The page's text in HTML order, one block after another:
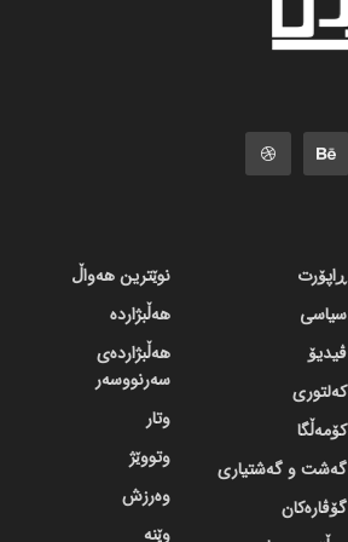
ڕاپۆرت
سیاسی
ڤیدیۆ
کەلتوری
کۆمەڵگا
گه‌شت و گه‌شتیاری
گۆڤاره‌کان
نوێترین هەواڵ
هەڵبژاردە
هەڵبژاردەی
سەرنووسەر
وتار
وتووێژ
وەرزش
وێنە